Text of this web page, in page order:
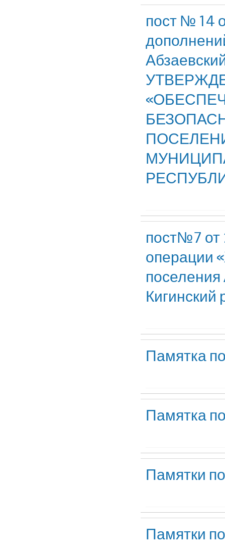
пост № 14
пост№7 от
операции
Кигинский
Памятка
Памятка
Памятки
Памятки